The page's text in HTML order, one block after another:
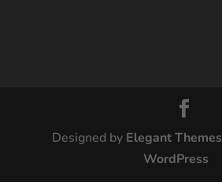
Designed by Elegant Themes
WordPress